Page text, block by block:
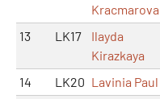
Kracmarova
13 LK17
Ilayda
Kirazkaya
14 LK20 Lavinia Paul